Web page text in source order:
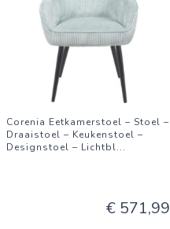
Corenia Eetkamerstoel – Stoel –
Draaistoel – Keukenstoel –
Designstoel – Lichtbl...
€ 571,99